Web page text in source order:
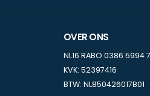
OVER ONS
NL16 RABO 0386 5994
KVK: 52397416
BTW: NL850426017B01